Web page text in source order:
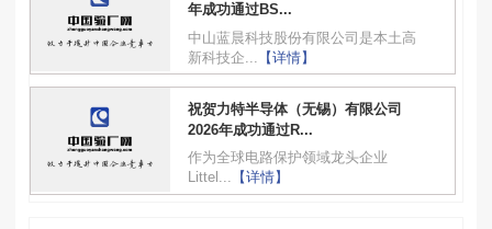
年成功通过BS...
中山蓝晨科技股份有限公司是本土高
新科技企...
【详情】
祝贺力特半导体（无锡）有限公司
2026年成功通过R...
作为全球电路保护领域龙头企业
Littel... 【详情】